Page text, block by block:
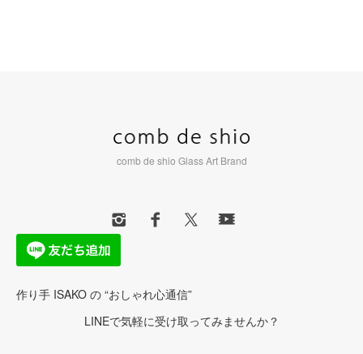
comb de shio Glass Art Brand
作り手 ISAKO の “おしゃれ心通信”
LINEで気軽に受け取ってみませんか？